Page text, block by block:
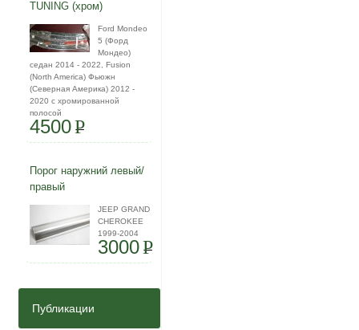
TUNING (хром)
Ford Mondeo
5 (Форд
Мондео)
седан 2014 - 2022, Fusion
(North America) Фьюжн
(Северная Америка) 2012 -
2020 с хромированной
полосой
4500P
Порог наружний левый/
правый
JEEP GRAND
CHEROKEE
1999-2004
3000P
Публикации